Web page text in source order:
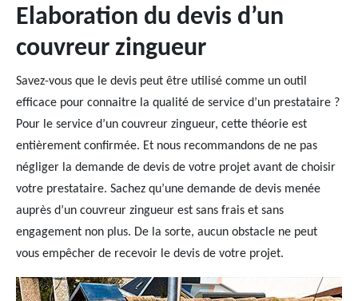
Elaboration du devis d’un
couvreur zingueur
Savez-vous que le devis peut être utilisé comme un outil
efficace pour connaitre la qualité de service d’un prestataire ?
Pour le service d’un couvreur zingueur, cette théorie est
entièrement confirmée. Et nous recommandons de ne pas
négliger la demande de devis de votre projet avant de choisir
votre prestataire. Sachez qu’une demande de devis menée
auprès d’un couvreur zingueur est sans frais et sans
engagement non plus. De la sorte, aucun obstacle ne peut
vous empêcher de recevoir le devis de votre projet.